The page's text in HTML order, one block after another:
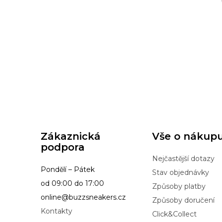
Zákaznická
podpora
Pondělí – Pátek
od 09:00 do 17:00
online@buzzsneakers.cz
Kontakty
Vše o
Nejčastější dotazy
Stav objednávky
Způsoby platby
Způsoby doručení
Click&Collect